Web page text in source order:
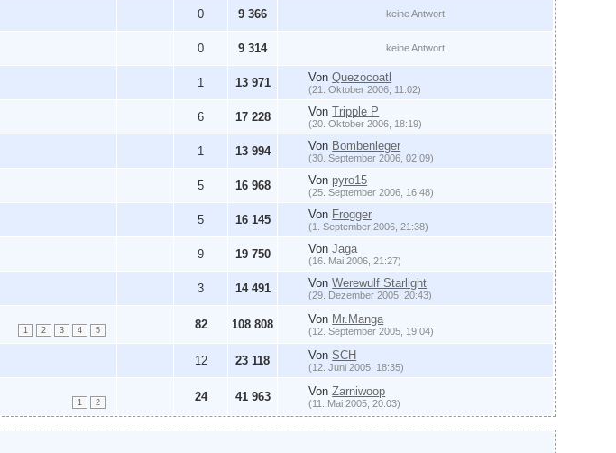
0 9 366 keine Antwort
0 9 314 keine Antwort
1 13 971 VonQuezocoatl
(21. Oktober 2006, 11:02)
6 17 228 VonTripple P
(20. Oktober 2006, 18:19)
1 13 994 Von Bombenleger
(30. September 2006, 02:09)
5 16 968 Von pyro15
(25. September 2006, 16:48)
5 16 145 Von Frogger
(1. September 2006, 21:38)
9 19 750 VonJaga
(16. Mai 2006, 21:27)
3 14 491 VonWerewulf Starlight
(29. Dezember 2005, 20:43)
1 2 3 4 5 82 108 808 Von Mr.Manga
(12. September 2005, 19:04)
12 23 118 VonSCH
(12. Juni 2005, 18:35)
1 2 24 41 963 VonZarniwoop
(11. Mai 2005, 20:03)